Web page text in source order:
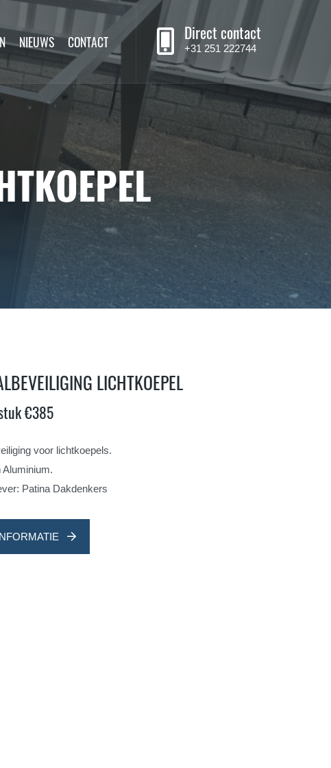
NIEUWS CONTACT Direct contact
+31 251 222744
LICHTKOEPEL
€385
voor lichtkoepels.
Aluminium.
Patina Dakdenkers